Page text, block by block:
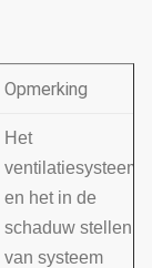
Opmerking
Het
ventilatiesysteem
en het in de
schaduw stellen
van systeem